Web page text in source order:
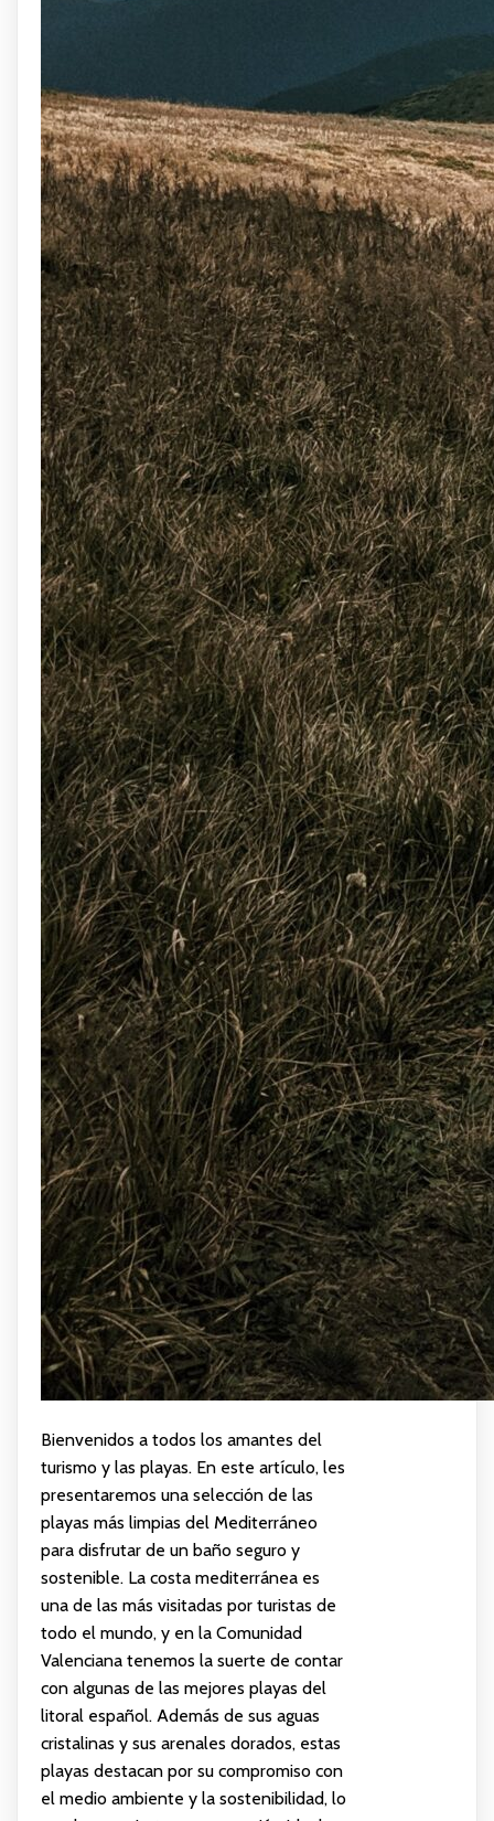
Bienvenidos a todos los amantes del
turismo y las playas. En este artículo, les
presentaremos una selección de las
playas más limpias del Mediterráneo
para disfrutar de un baño seguro y
sostenible. La costa mediterránea es
una de las más visitadas por turistas de
todo el mundo, y en la Comunidad
Valenciana tenemos la suerte de contar
con algunas de las mejores playas del
litoral español. Además de sus aguas
cristalinas y sus arenales dorados, estas
playas destacan por su compromiso con
el medio ambiente y la sostenibilidad, lo